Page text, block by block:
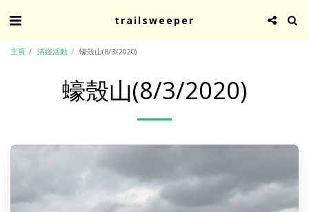
trailsweeper
主頁 清徑活動 蠔殼山(8/3/2020)
蠔殼山(8/3/2020)